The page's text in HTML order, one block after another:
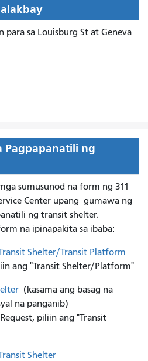
para sa Louisburg St at Geneva
Pagpapanatili ng
sumusunod na form ng 311
Center upang gumawa ng
ng transit shelter.
na ipinapakita sa ibaba:
Shelter/Transit Platform
ang "Transit Shelter/Platform"
(kasama ang basag na
na panganib)
piliin ang "Transit
Shelter